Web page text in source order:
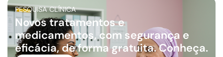
PESQUISA CLÍNICA
Novos tratamentos e
medicamentos, com segurança e
eficácia, de forma gratuita. Conheça.